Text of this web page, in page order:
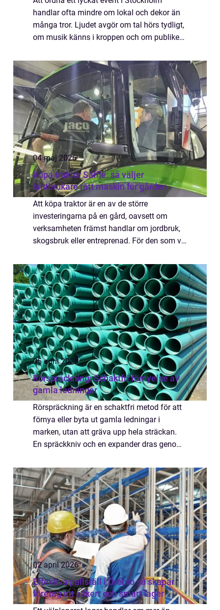
handlar ofta mindre om lokal och dekor än
många tror. Ljudet avgör om tal hörs tydligt,
om musik känns i kroppen och om publiken
ljudanläggning S...
04 maj 2026
Köpa traktor Säffle: så väljer
lantbrukare rätt maskin för gården
Att köpa traktor är en av de större
investeringarna på en gård, oavsett om
verksamheten främst handlar om jordbruk,
skogsbruk eller entreprenad. För den som vill
05 april 2026
Rörspräckning: Schaktfri förnyelse av
gamla ledningar
Rörspräckning är en schaktfri metod för att
förnya eller byta ut gamla ledningar i
marken, utan att gräva upp hela sträckan.
En spräckkniv och en expander dras genom
02 april 2026
Effektiva pallställ i Örebro så skapar
företag ett säkert och smart lager